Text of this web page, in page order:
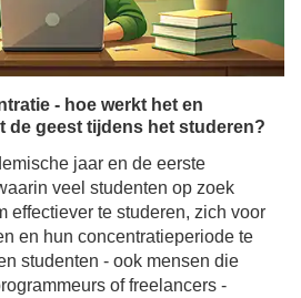
- hoe werkt het en
de geest tijdens het studeren?
veel studenten op zoek
effectiever te studeren, zich voor
en hun concentratieperiode te
studenten - ook mensen die
of freelancers -
yerba mate je net zo sterk